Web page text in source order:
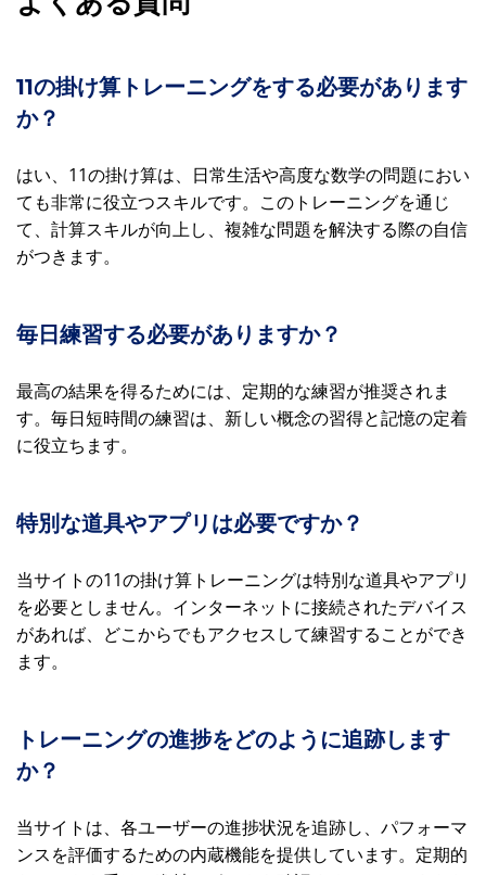
11の掛け算トレーニングをする必要があります
か？
はい、11の掛け算は、日常生活や高度な数学の問題におい
ても非常に役立つスキルです。このトレーニングを通じ
て、計算スキルが向上し、複雑な問題を解決する際の自信
がつきます。
毎日練習する必要がありますか？
最高の結果を得るためには、定期的な練習が推奨されま
す。毎日短時間の練習は、新しい概念の習得と記憶の定着
に役立ちます。
特別な道具やアプリは必要ですか？
当サイトの11の掛け算トレーニングは特別な道具やアプリ
を必要としません。インターネットに接続されたデバイス
があれば、どこからでもアクセスして練習することができ
ます。
トレーニングの進捗をどのように追跡します
か？
当サイトは、各ユーザーの進捗状況を追跡し、パフォーマ
ンスを評価するための内蔵機能を提供しています。定期的